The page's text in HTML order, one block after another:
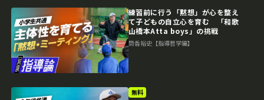
練習前に行う「黙想」が心を整え
て子どもの自立心を育む 「和歌
山橋本Atta boys」の挑戦
筒香裕史【指導哲学編】
無料